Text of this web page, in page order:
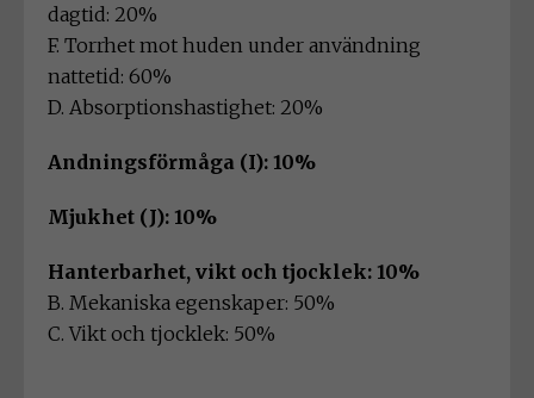
dagtid: 20%
F. Torrhet mot huden under användning
nattetid: 60%
D. Absorptionshastighet: 20%
Andningsförmåga (I): 10%
Mjukhet (J): 10%
Hanterbarhet, vikt och tjocklek: 10%
B. Mekaniska egenskaper: 50%
C. Vikt och tjocklek: 50%